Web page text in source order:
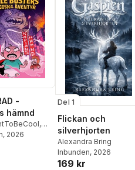
-
hämnd
,
, 2026
Del 1
Flickan och
silverhjorten
Alexandra Bring
Inbunden, 2026
169 kr